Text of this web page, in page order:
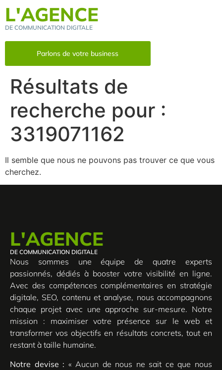
L'AGENCE
DE COMMUNICATION DIGITALE
Parlons de votre business
Résultats de
recherche pour :
3319071162
Il semble que nous ne pouvons pas trouver ce que vous
cherchez.
L'AGENCE
DE COMMUNICATION DIGITALE
Nous sommes une équipe de quatre experts
passionnés, dédiés à booster votre visibilité en ligne.
Avec des compétences complémentaires en stratégie
digitale, SEO, contenu et analyse, nous accompagnons
chaque projet avec une approche sur-mesure. Notre
mission : maximiser votre présence sur le web et
transformer vos objectifs en résultats concrets, tout en
restant à taille humaine.
Notre devise : « Aucun de nous ne sait ce que nous